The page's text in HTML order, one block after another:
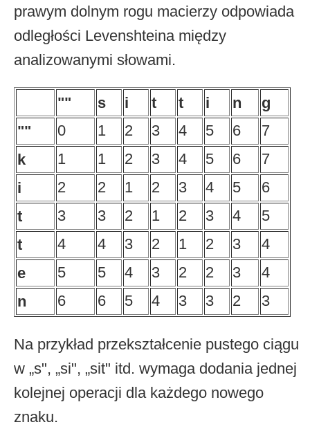
prawym dolnym rogu macierzy odpowiada
odległości Levenshteina między
analizowanymi słowami.
"" s i t t i n
g
""
0 1 2 3 4 5 6
7
k
1 1 2 3 4 5 6
7
i
2 2 1 2 3 4 5
6
t
3 3 2 1 2 3 4
5
t
4 4 3 2 1 2 3
4
e
5 5 4 3 2 2 3
4
n
6 6 5 4 3 3 2 3
Na przykład przekształcenie pustego ciągu
w „s", „si", „sit" itd. wymaga dodania jednej
kolejnej operacji dla każdego nowego
znaku.